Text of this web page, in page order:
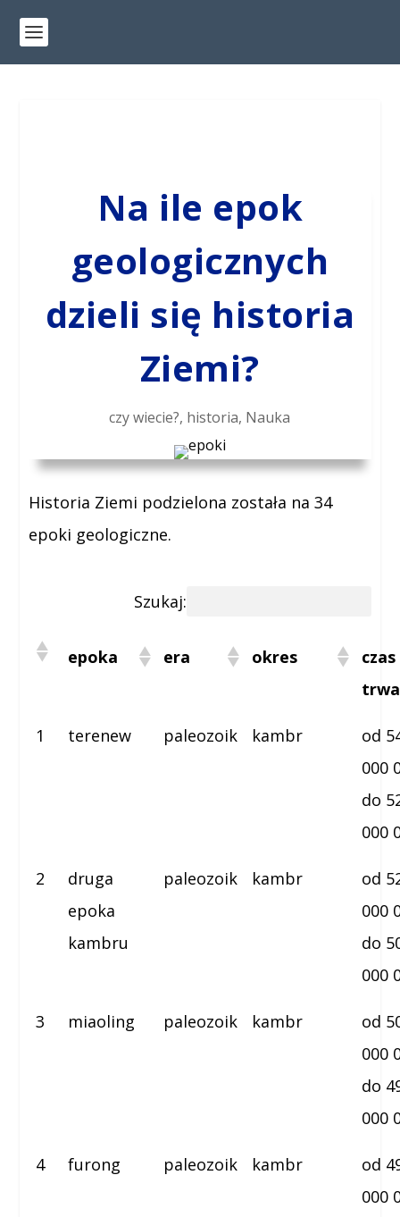
Na ile epok
geologicznych
dzieli się historia
Ziemi?
czy wiecie?, historia, Nauka
Historia Ziemi podzielona została na 34
epoki geologiczne.
Szukaj:
epoka era okres
czas
1 terenew paleozoik kambr
od
000
do
000
2
druga
epoka
kambru
paleozoik kambr
od
000
do
000
3 miaoling paleozoik kambr
od
000
do
000
4 furong paleozoik kambr
od
000